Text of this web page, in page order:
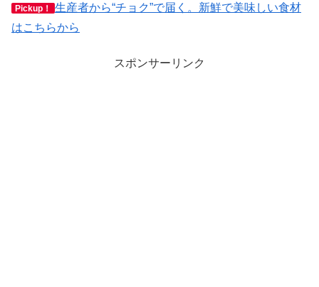
Pickup！
生産者から“チョク”で届く。新鮮で美味しい食材
はこちらから
スポンサーリンク